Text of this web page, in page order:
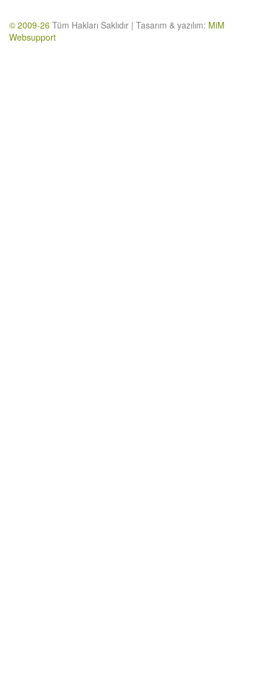
© 2009-26 Tüm Hakları Saklıdır | Tasarım & yazılım: MiM
Websupport